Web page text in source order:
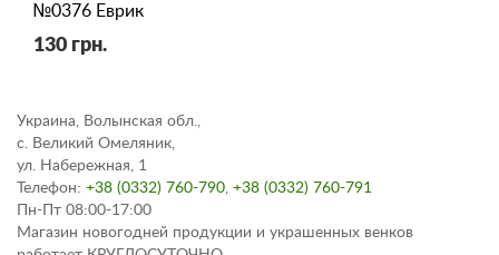
№0376 Еврик
130 грн.
Украина, Волынская обл.,
с. Великий Омеляник,
ул. Набережная, 1
Телефон: +38 (0332) 760-790, +38 (0332) 760-791
Пн-Пт 08:00-17:00
Магазин новогодней продукции и украшенных венков